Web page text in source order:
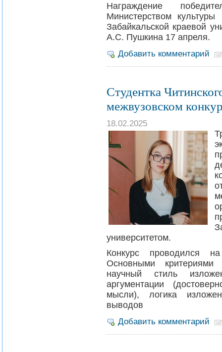
Награждение
Министерством культуры
Забайкальской краевой
А.С. Пушкина 17 апреля.
Добавить комментарий
Студентка
межвузовском
18.02.2025
университетом.
Конкурс проводился
Основными
научный стиль
аргументации
мысли), логика
выводов
Добавить комментарий